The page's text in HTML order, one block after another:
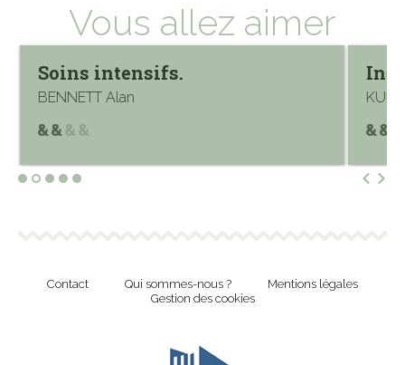
Vous allez aimer
Soins intensifs.
BENNETT Alan
Contact Qui sommes-nous ?
Mentions légales
Gestion des cookies